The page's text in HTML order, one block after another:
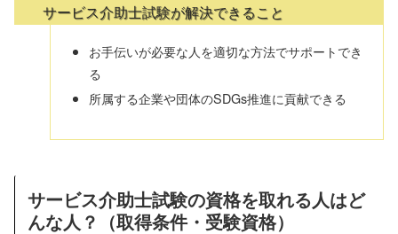
サービス介助士試験が解決できること
お手伝いが必要な人を適切な方法でサポートでき
る
所属する企業や団体のSDGs推進に貢献できる
サービス介助士試験の資格を取れる人はど
んな人？（取得条件・受験資格）